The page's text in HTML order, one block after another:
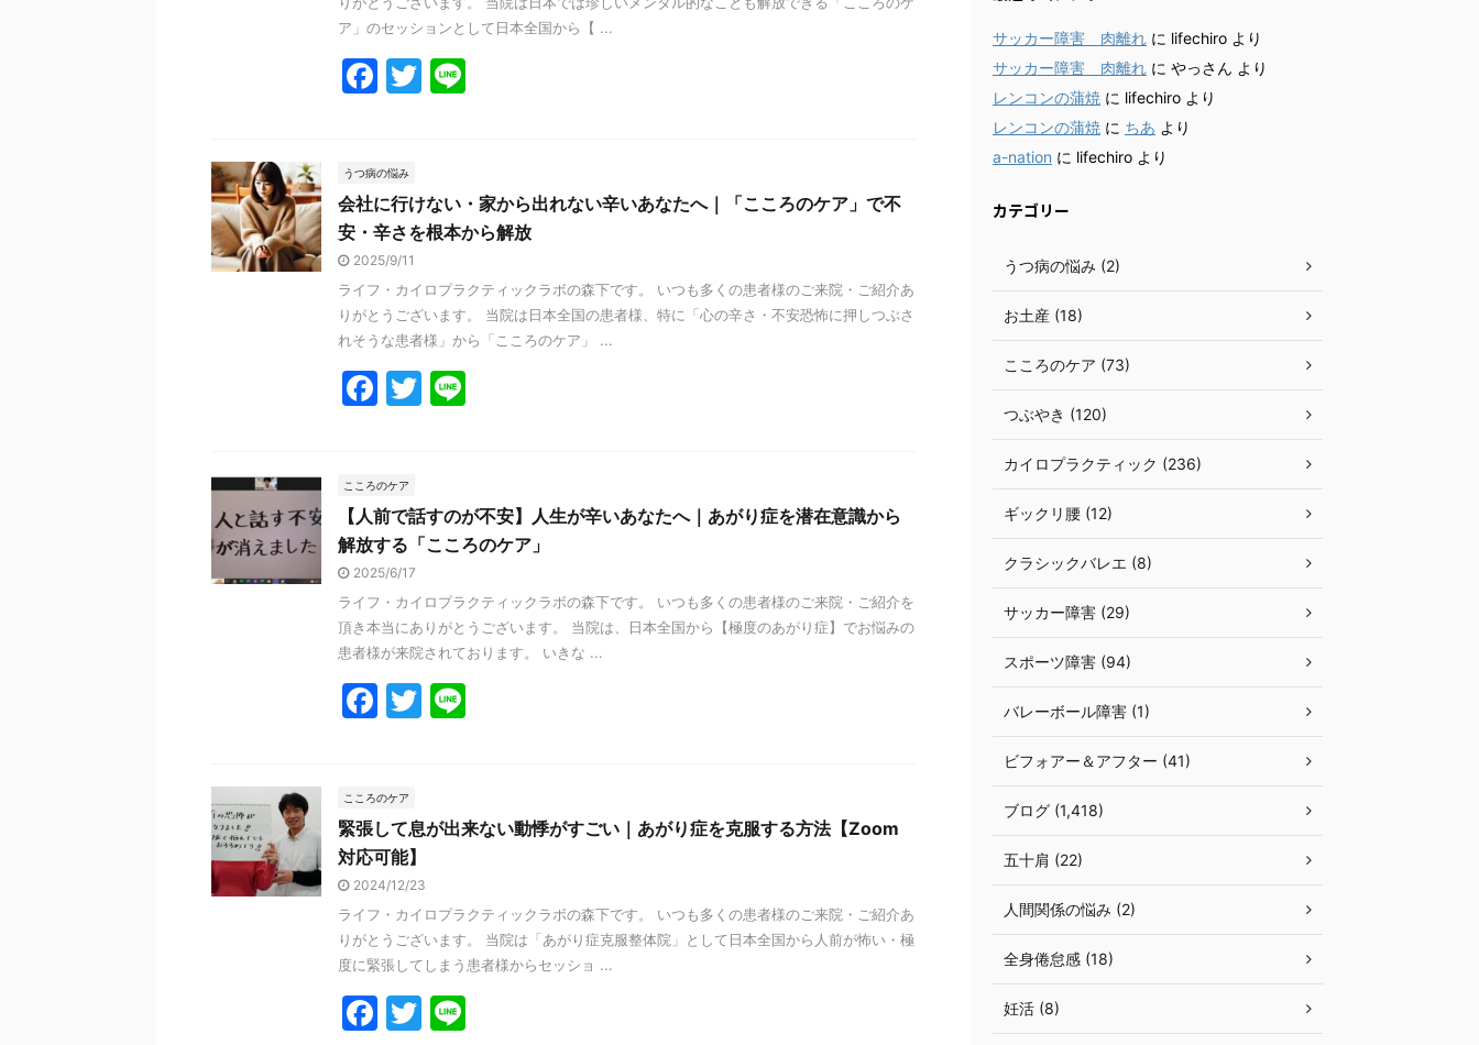
k
ア」のセッションとして日本全国から【 ...
F
e
b
o
o
k
T
うつ病の悩み
会社に行けない・家から出れない辛いあなたへ｜「こころのケア」で不
安・辛さを根本から解放
2025/9/11
ライフ・カイロプラクティックラボの森下です。 いつも多くの患者様のご来院・ご紹介あ
りがとうございます。 当院は日本全国の患者様、特に「心の辛さ・不安恐怖に押しつぶさ
れそうな患者様」から「こころのケア」 ...
F
e
b
o
o
k
T
こころのケア
【人前で話すのが不安】人生が辛いあなたへ｜あがり症を潜在意識から
解放する「こころのケア」
2025/6/17
ライフ・カイロプラクティックラボの森下です。 いつも多くの患者様のご来院・ご紹介を
頂き本当にありがとうございます。 当院は、日本全国から【極度のあがり症】でお悩みの
患者様が来院されております。 いきな ...
F
e
b
o
o
k
T
こころのケア
緊張して息が出来ない動悸がすごい｜あがり症を克服する方法【Zoom
対応可能】
2024/12/23
ライフ・カイロプラクティックラボの森下です。 いつも多くの患者様のご来院・ご紹介あ
りがとうございます。 当院は「あがり症克服整体院」として日本全国から人前が怖い・極
度に緊張してしまう患者様からセッショ ...
F
T
サッカー障害 肉離れ に lifechiro より
サッカー障害 肉離れ に やっさん より
レンコンの蒲焼 に lifechiro より
レンコンの蒲焼 に ちあ より
a-nation に lifechiro より
カテゴリー
うつ病の悩み (2)
お土産 (18)
こころのケア (73)
つぶやき (120)
カイロプラクティック (236)
ギックリ腰 (12)
クラシックバレエ (8)
サッカー障害 (29)
スポーツ障害 (94)
バレーボール障害 (1)
ビフォアー＆アフター (41)
ブログ (1,418)
五十肩 (22)
人間関係の悩み (2)
全身倦怠感 (18)
妊活 (8)